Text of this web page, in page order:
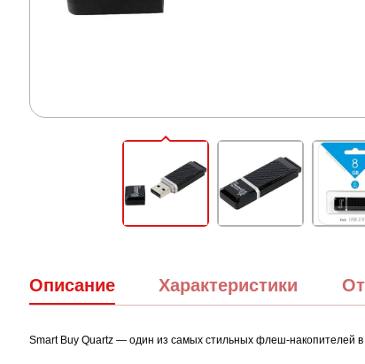
Описание Характеристики
Smart Buy Quartz — один из самых стильных флеш-накопителей в